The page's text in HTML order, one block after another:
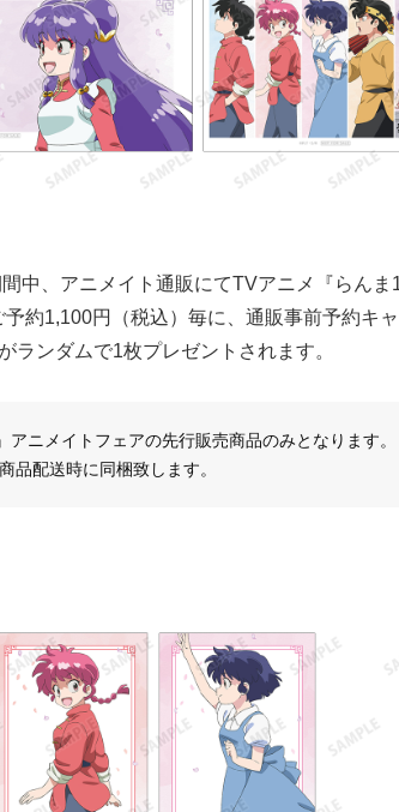
中、アニメイト通販にてTVアニメ『らんま
約1,100円（税込）毎に、通販事前予約キ
ランダムで1枚プレゼントされます。
ニメイトフェアの先行販売商品のみとなります。
品配送時に同梱致します。